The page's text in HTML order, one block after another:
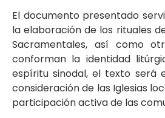
El documento presentado
la elaboración de los rituales
Sacramentales, así como
conforman la identidad
espíritu sinodal, el texto será
consideración de las Iglesias
participación activa de las